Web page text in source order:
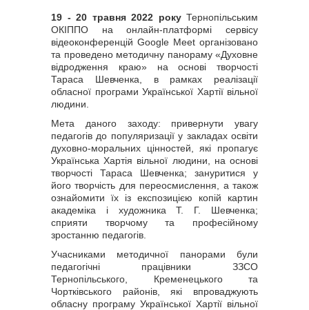
19 - 20 травня 2022 рокуТернопільським
ОКІППО на онлайн-платформі сервісу
відеоконференцій Google Meet організовано
та проведено методичну панораму «Духовне
відродження краю» на основі творчості
Тараса Шевченка, в рамках реалізації
обласної програми Української Хартії вільної
людини.
Мета даного заходу: привернути увагу
педагогів до популяризації у закладах освіти
духовно-моральних цінностей, які пропагує
Українська Хартія вільної людини, на основі
творчості Тараса Шевченка; зануритися у
його творчість для переосмислення, а також
ознайомити їх із експозицією копій картин
академіка і художника Т. Г. Шевченка;
сприяти творчому та професійному
зростанню педагогів.
Учасниками методичної панорами були
педагогічні працівники ЗЗСО
Тернопільського, Кременецького та
Чортківського районів, які впроваджують
обласну програму Української Хартії вільної